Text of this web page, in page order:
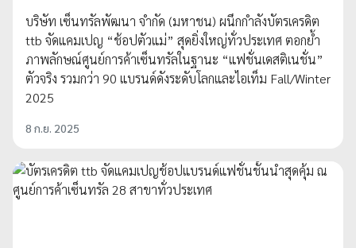
บริษัท เซ็นทรัลพัฒนา จำกัด (มหาชน) ผนึกกำลังบัตรเครดิต
ttb จัดแคมเปญ “ช้อปตัวแม่” สุดยิ่งใหญ่ทั่วประเทศ ตอกย้ำ
ภาพลักษณ์ศูนย์การค้าเซ็นทรัลในฐานะ “แฟชั่นเดสติเนชั่น”
ตัวจริง รวมกว่า 90 แบรนด์ดังระดับโลกและไอเท็ม Fall/Winter
2025
8 ก.ย. 2025